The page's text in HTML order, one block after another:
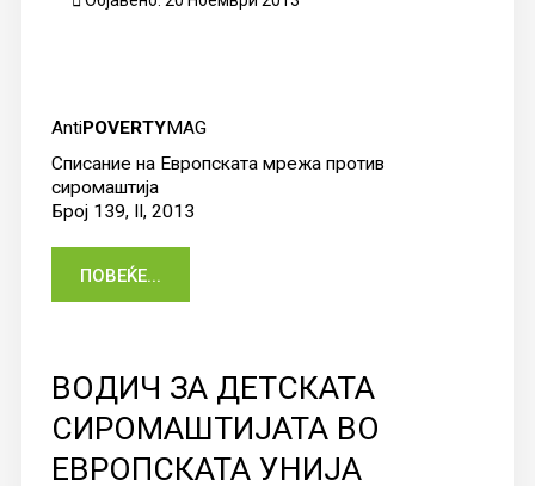
AntiPOVERTYMAG
Списание на Европската мрежа против
сиромаштија
Број 139, II, 2013
ПОВЕЌЕ...
ВОДИЧ ЗА ДЕТСКАТА
СИРОМАШТИЈАТА ВО
ЕВРОПСКАТА УНИЈА